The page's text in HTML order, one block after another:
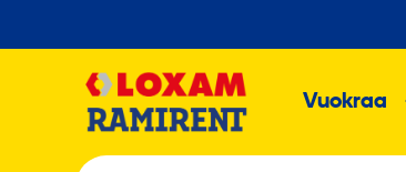
sisältöön
Vuokraa